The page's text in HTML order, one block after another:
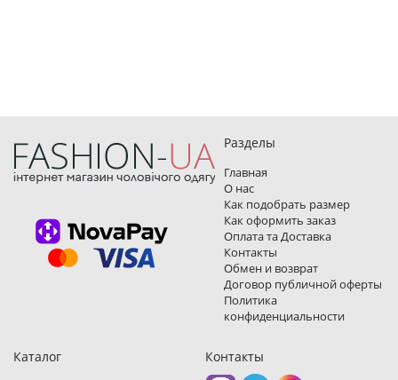
Разделы
Главная
О нас
Как подобрать размер
Как оформить заказ
Оплата та Доставка
Контакты
Обмен и возврат
Договор публичной оферты
Политика
конфиденциальности
Каталог Контакты